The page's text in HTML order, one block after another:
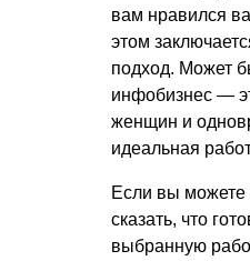
вам нравился
этом
подход. Может
инфобизнес —
женщин и
идеальная
Если вы можете
сказать, что
выбранную